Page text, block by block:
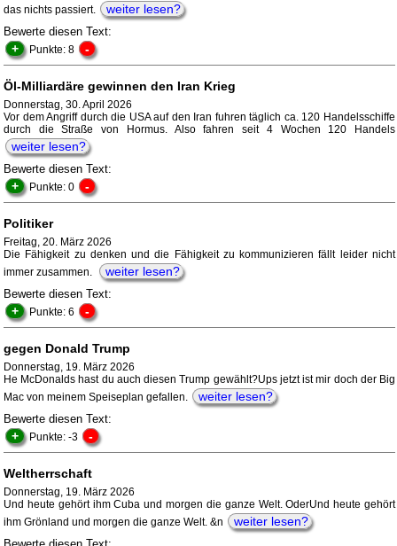
das nichts passiert.
weiter lesen?
Bewerte diesen Text:
+ Punkte: 8 -
Öl-Milliardäre gewinnen den Iran Krieg
Donnerstag, 30. April 2026
Vor dem Angriff durch die USA auf den Iran fuhren täglich ca. 120 Handelsschiffe
durch die Straße von Hormus. Also fahren seit 4 Wochen 120 Handels
weiter lesen?
Bewerte diesen Text:
+ Punkte: 0 -
Politiker
Freitag, 20. März 2026
Die Fähigkeit zu denken und die Fähigkeit zu kommunizieren fällt leider nicht
immer zusammen.
weiter lesen?
Bewerte diesen Text:
+ Punkte: 6 -
gegen Donald Trump
Donnerstag, 19. März 2026
He McDonalds hast du auch diesen Trump gewählt?Ups jetzt ist mir doch der Big
Mac von meinem Speiseplan gefallen.
weiter lesen?
Bewerte diesen Text:
+ Punkte: -3 -
Weltherrschaft
Donnerstag, 19. März 2026
Und heute gehört ihm Cuba und morgen die ganze Welt. OderUnd heute gehört
ihm Grönland und morgen die ganze Welt. &n
weiter lesen?